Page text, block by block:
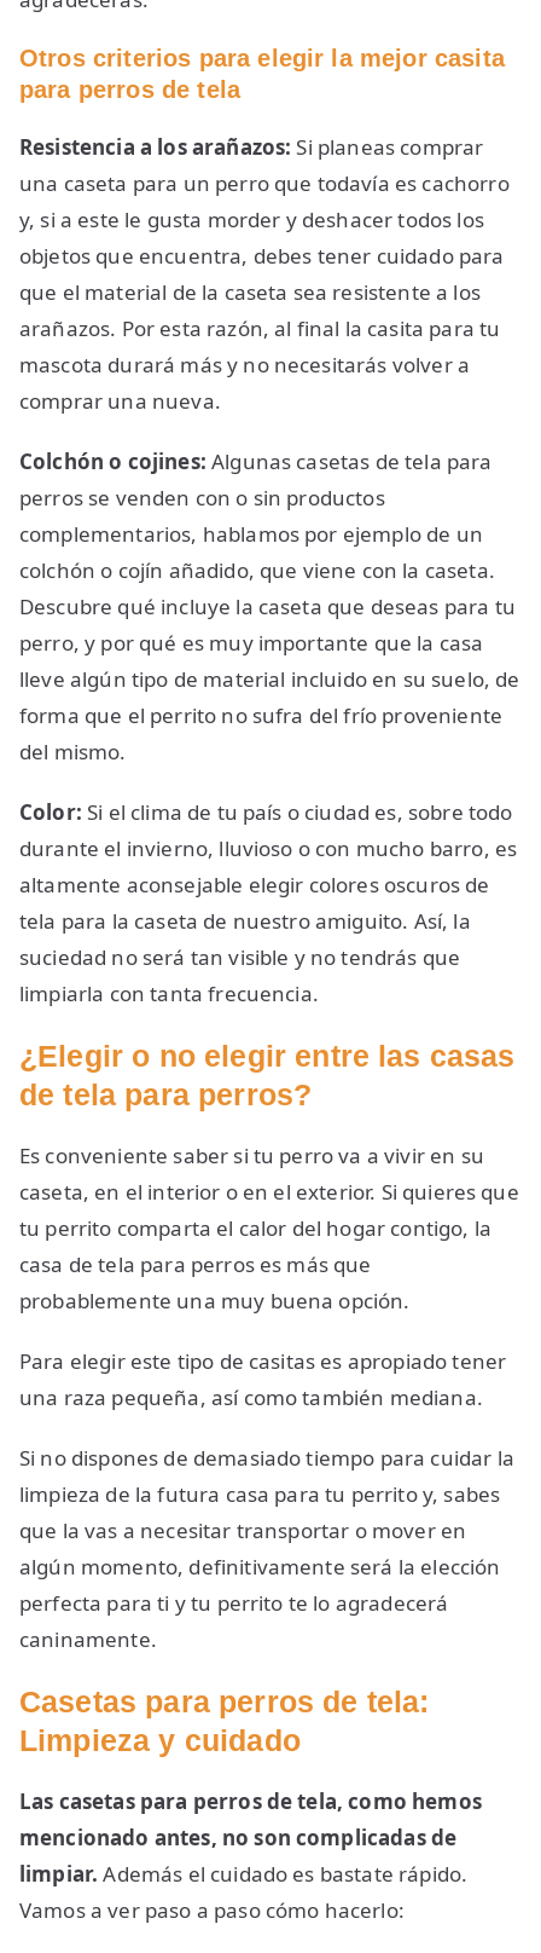
Otros criterios para elegir la mejor casita
para perros de tela
Resistencia a los arañazos:Si planeas comprar
una caseta para un perro que todavía es cachorro
y, si a este le gusta morder y deshacer todos los
objetos que encuentra, debes tener cuidado para
que el material de la caseta sea resistente a los
arañazos. Por esta razón, al final la casita para tu
mascota durará más y no necesitarás volver a
comprar una nueva.
Colchón o cojines:Algunas casetas de tela para
perros se venden con o sin productos
complementarios, hablamos por ejemplo de un
colchón o cojín añadido, que viene con la caseta.
Descubre qué incluye la caseta que deseas para tu
perro, y por qué es muy importante que la casa
lleve algún tipo de material incluido en su suelo, de
forma que el perrito no sufra del frío proveniente
del mismo.
Color: Si el clima de tu país o ciudad es, sobre todo
durante el invierno, lluvioso o con mucho barro, es
altamente aconsejable elegir colores oscuros de
tela para la caseta de nuestro amiguito. Así, la
suciedad no será tan visible y no tendrás que
limpiarla con tanta frecuencia.
¿Elegir o no elegir entre las casas
de tela para perros?
Es conveniente saber si tu perro va a vivir en su
caseta, en el interior o en el exterior. Si quieres que
tu perrito comparta el calor del hogar contigo, la
casa de tela para perros es más que
probablemente una muy buena opción.
Para elegir este tipo de casitas es apropiado tener
una raza pequeña, así como también mediana.
Si no dispones de demasiado tiempo para cuidar la
limpieza de la futura casa para tu perrito y, sabes
que la vas a necesitar transportar o mover en
algún momento, definitivamente será la elección
perfecta para ti y tu perrito te lo agradecerá
caninamente.
Casetas para perros de tela:
Limpieza y cuidado
Las casetas para perros de tela, como hemos
mencionado antes, no son complicadas de
limpiar. Además el cuidado es bastate rápido.
Vamos a ver paso a paso cómo hacerlo: